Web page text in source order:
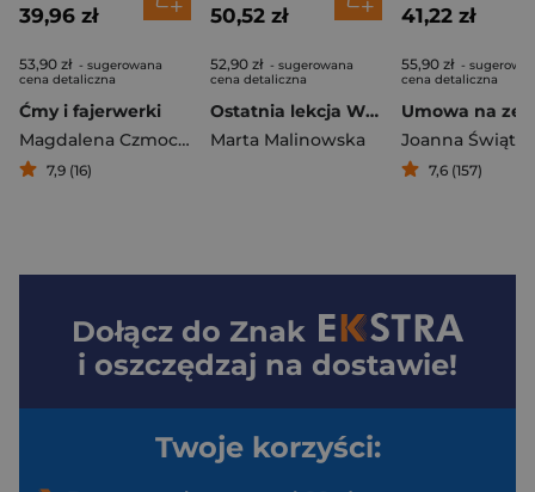
39,96 zł
53,90 zł - sugerowana
cena detaliczna
Ćmy i fajerwerki
Magdalena Czmochowska
7,9 (16)
50,52 zł
52,90 zł - sugerowana
cena detaliczna
Ostatnia lekcja Wielkie Litery
Marta Malinowska
41,22 zł
55,90 zł -
cena detaliczna
Umowa na
7,6 (157)
Dołącz do Znak
i oszczędzaj na dostawie!
Twoje korzyści: